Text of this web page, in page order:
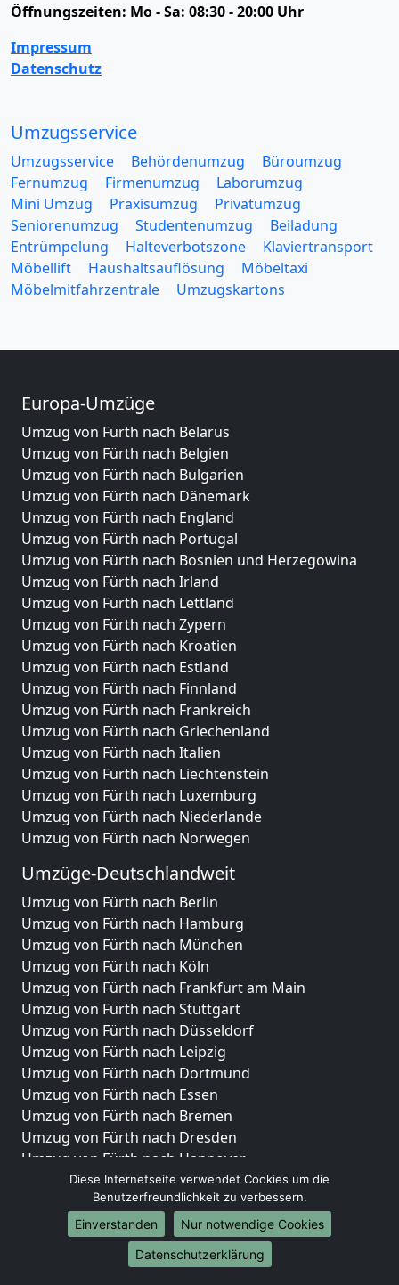
Öffnungszeiten: Mo - Sa: 08:30 - 20:00 Uhr
Impressum
Datenschutz
Umzugsservice
Umzugsservice Behördenumzug
Büroumzug
Fernumzug
Firmenumzug
Laborumzug
Mini Umzug
Praxisumzug
Privatumzug
Seniorenumzug
Studentenumzug
Beiladung
Entrümpelung
Halteverbotszone
Klaviertransport
Möbellift
Haushaltsauflösung
Möbeltaxi
Möbelmitfahrzentrale
Umzugskartons
Europa-Umzüge
Umzug von Fürth nach Belarus
Umzug von Fürth nach Belgien
Umzug von Fürth nach Bulgarien
Umzug von Fürth nach Dänemark
Umzug von Fürth nach England
Umzug von Fürth nach Portugal
Umzug von Fürth nach Bosnien und Herzegowina
Umzug von Fürth nach Irland
Umzug von Fürth nach Lettland
Umzug von Fürth nach Zypern
Umzug von Fürth nach Kroatien
Umzug von Fürth nach Estland
Umzug von Fürth nach Finnland
Umzug von Fürth nach Frankreich
Umzug von Fürth nach Griechenland
Umzug von Fürth nach Italien
Umzug von Fürth nach Liechtenstein
Umzug von Fürth nach Luxemburg
Umzug von Fürth nach Niederlande
Umzug von Fürth nach Norwegen
Umzüge-Deutschlandweit
Umzug von Fürth nach Berlin
Umzug von Fürth nach Hamburg
Umzug von Fürth nach München
Umzug von Fürth nach Köln
Umzug von Fürth nach Frankfurt am Main
Umzug von Fürth nach Stuttgart
Umzug von Fürth nach Düsseldorf
Umzug von Fürth nach Leipzig
Umzug von Fürth nach Dortmund
Umzug von Fürth nach Essen
Umzug von Fürth nach Bremen
Umzug von Fürth nach Dresden
Umzug von Fürth nach Hannover
Umzug von Fürth nach Nürnberg
Umzug von Fürth nach Duisburg
Umzug von Fürth nach Bochum
Umzug von Fürth nach Wuppertal
Umzug von Fürth nach Bielefeld
Diese Internetseite verwendet Cookies um die
Benutzerfreundlichkeit zu verbessern.
Einverstanden
Nur notwendige Cookies
Datenschutzerklärung